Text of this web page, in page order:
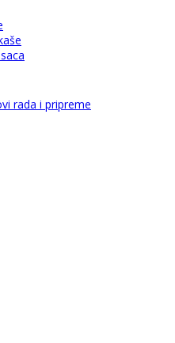
rada i pripreme